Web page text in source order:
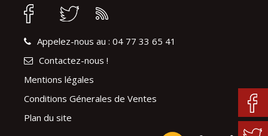
Appelez-nous au : 04 77 33 65 41
Contactez-nous !
Mentions légales
Conditions Génerales de Ventes
Plan du site